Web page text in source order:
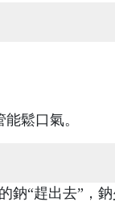
鬆口氣。
鈉“趕出去”，鈉